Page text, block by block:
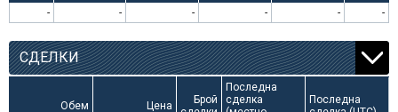
-
- - - - -
СДЕЛКИ
Обем Цена
Брой
Последна
сделка
Последна